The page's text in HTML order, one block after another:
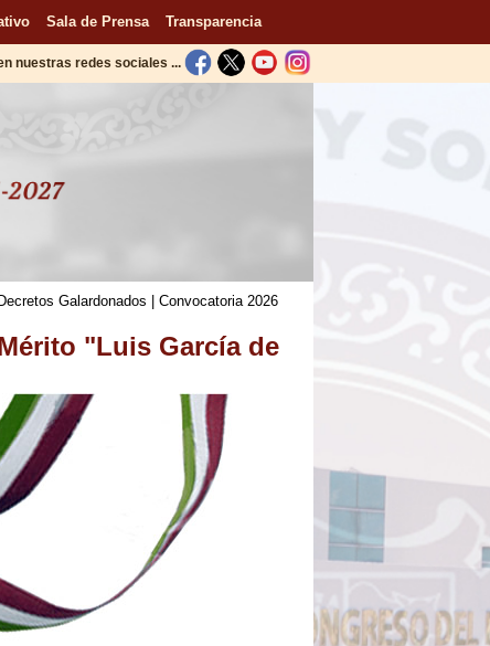
Sala de Prensa Transparencia
nuestras redes sociales ...
Decretos Galardonados Convocatoria 2026
"Luis García de